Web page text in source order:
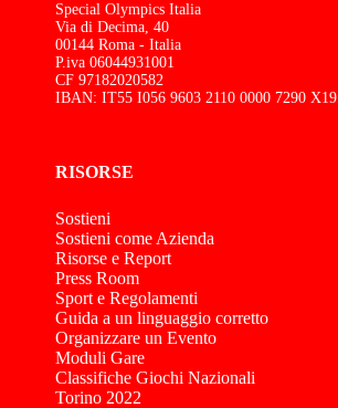
Special Olympics Italia
Via di Decima, 40
00144 Roma - Italia
P.iva 06044931001
CF 97182020582
IBAN: IT55 I056 9603 2110 0000 7290 X19
RISORSE
Sostieni
Sostieni come Azienda
Risorse e Report
Press Room
Sport e Regolamenti
Guida a un linguaggio corretto
Organizzare un Evento
Moduli Gare
Classifiche Giochi Nazionali
Torino 2022